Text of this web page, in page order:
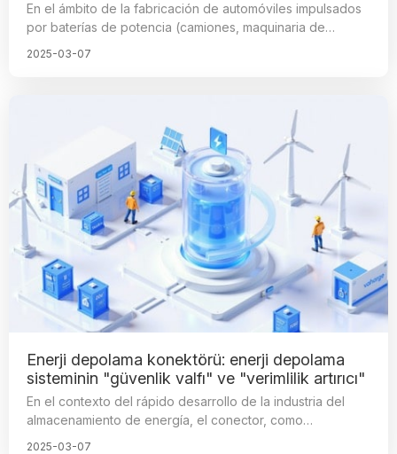
En el ámbito de la fabricación de automóviles impulsados
por baterías de potencia (camiones, maquinaria de
los conectores eléctricos desempeñan un papel
insustituible, ya que son componentes clave para
garantizar el funcionamiento normal del automóvil
(equipo), y su calidad y proceso de fabricación tienen un
impacto importante en el rendimiento general del vehículo.
2025-03-07
Enerji depolama konektörü: enerji depolama
sisteminin "güvenlik valfı" ve "verimlilik artırıcı"
En el contexto del rápido desarrollo de la industria del
almacenamiento de energía, el conector, como
2025-03-07